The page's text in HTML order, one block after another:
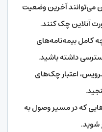
می‌توانند آخرین وضعیت
آنلاین چک کنند.
کامل بیمه‌نامه‌های
داشته باشید.
اعتبار چک‌های
که در مسیر وصول به